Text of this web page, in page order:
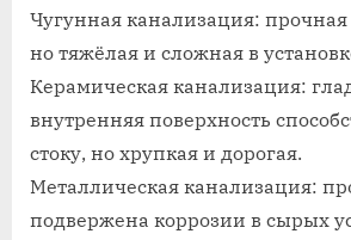
Чугунная канализация: прочная
но тяжёлая и сложная в
Керамическая канализация:
внутренняя поверхность
стоку, но хрупкая и дорогая.
Металлическая канализация:
подвержена коррозии в сырых